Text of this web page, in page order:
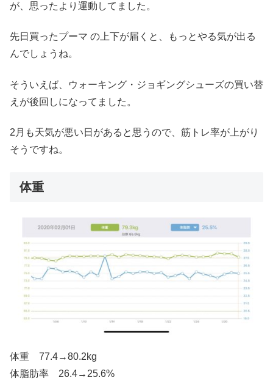
が、思ったより運動してました。
先日買ったプーマ の上下が届くと、もっとやる気が出る
んでしょうね。
そういえば、ウォーキング・ジョギングシューズの買い替
えが後回しになってました。
2月も天気が悪い日があると思うので、筋トレ率が上がり
そうですね。
体重
体重 77.4→80.2kg
体脂肪率 26.4→25.6%